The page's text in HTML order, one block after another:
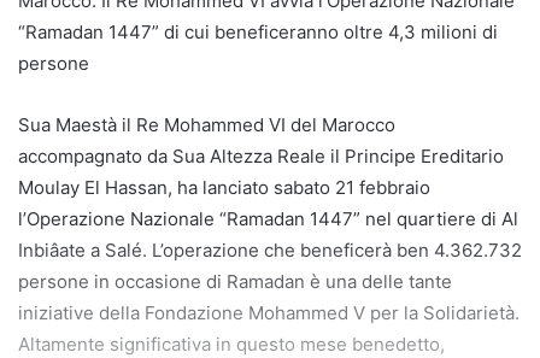
“Ramadan 1447” di cui beneficeranno oltre 4,3 milioni di
persone
Sua Maestà il Re Mohammed VI del Marocco
accompagnato da Sua Altezza Reale il Principe Ereditario
Moulay El Hassan, ha lanciato sabato 21 febbraio
l’Operazione Nazionale “Ramadan 1447” nel quartiere di Al
Inbiâate a Salé. L’operazione che beneficerà ben 4.362.732
persone in occasione di Ramadan è una delle tante
iniziative della Fondazione Mohammed V per la Solidarietà.
Altamente significativa in questo mese benedetto,